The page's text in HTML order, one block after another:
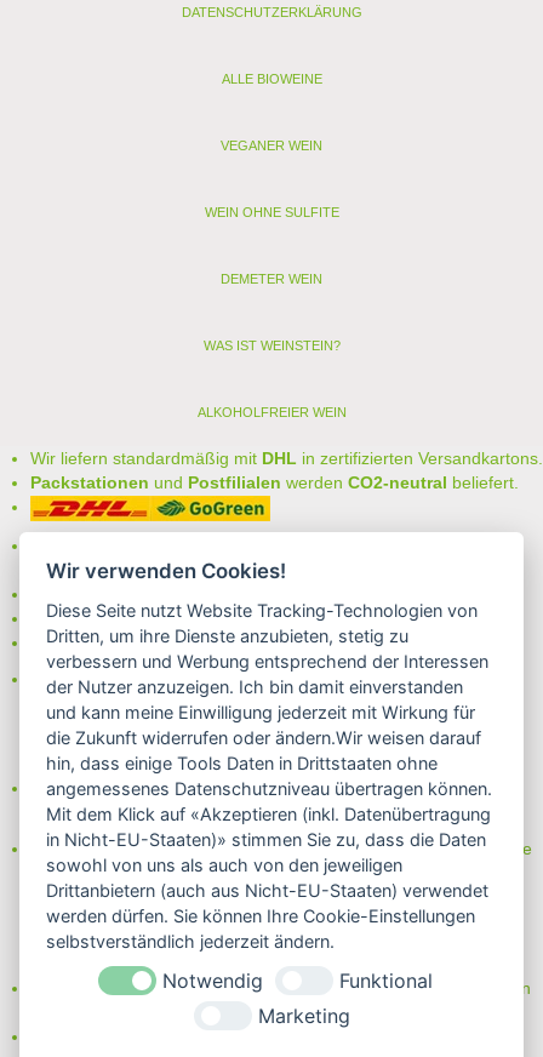
DATENSCHUTZERKLÄRUNG
ALLE BIOWEINE
VEGANER WEIN
WEIN OHNE SULFITE
DEMETER WEIN
WAS IST WEINSTEIN?
ALKOHOLFREIER WEIN
Wir liefern standardmäßig mit DHL in zertifizierten Versandkartons.
Packstationen und Postfilialen werden CO2-neutral beliefert.
auswählen:
- Rechnung
- Lastschrift/Bankeinzug
Das Internetsiegel "GEPRÜFTER SHOP – Sicher einkaufen":
Partner von:
Wine in Moderation - bewußt genießen
Erfahren Sie mehr über Biowein in unserem Blog oder Folgen Sie
uns!
Blog
Facebook
Instagram
Neben einem ausgesuchten Sortiment an Biowein, Biospirituosen
und Biofeinkost bieten wir Ihnen u.a. folgende
Wir verwenden Cookies!
Diese Seite nutzt Website Tracking-Technologien von
Dritten, um ihre Dienste anzubieten, stetig zu
verbessern und Werbung entsprechend der Interessen
der Nutzer anzuzeigen. Ich bin damit einverstanden
und kann meine Einwilligung jederzeit mit Wirkung für
die Zukunft widerrufen oder ändern.Wir weisen darauf
hin, dass einige Tools Daten in Drittstaaten ohne
angemessenes Datenschutzniveau übertragen können.
Mit dem Klick auf «Akzeptieren (inkl. Datenübertragung
in Nicht-EU-Staaten)» stimmen Sie zu, dass die Daten
sowohl von uns als auch von den jeweiligen
Drittanbietern (auch aus Nicht-EU-Staaten) verwendet
werden dürfen. Sie können Ihre Cookie-Einstellungen
selbstverständlich jederzeit ändern.
Notwendig
Funktional
Marketing